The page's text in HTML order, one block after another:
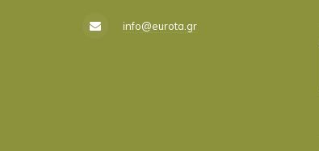
info@eurota.gr